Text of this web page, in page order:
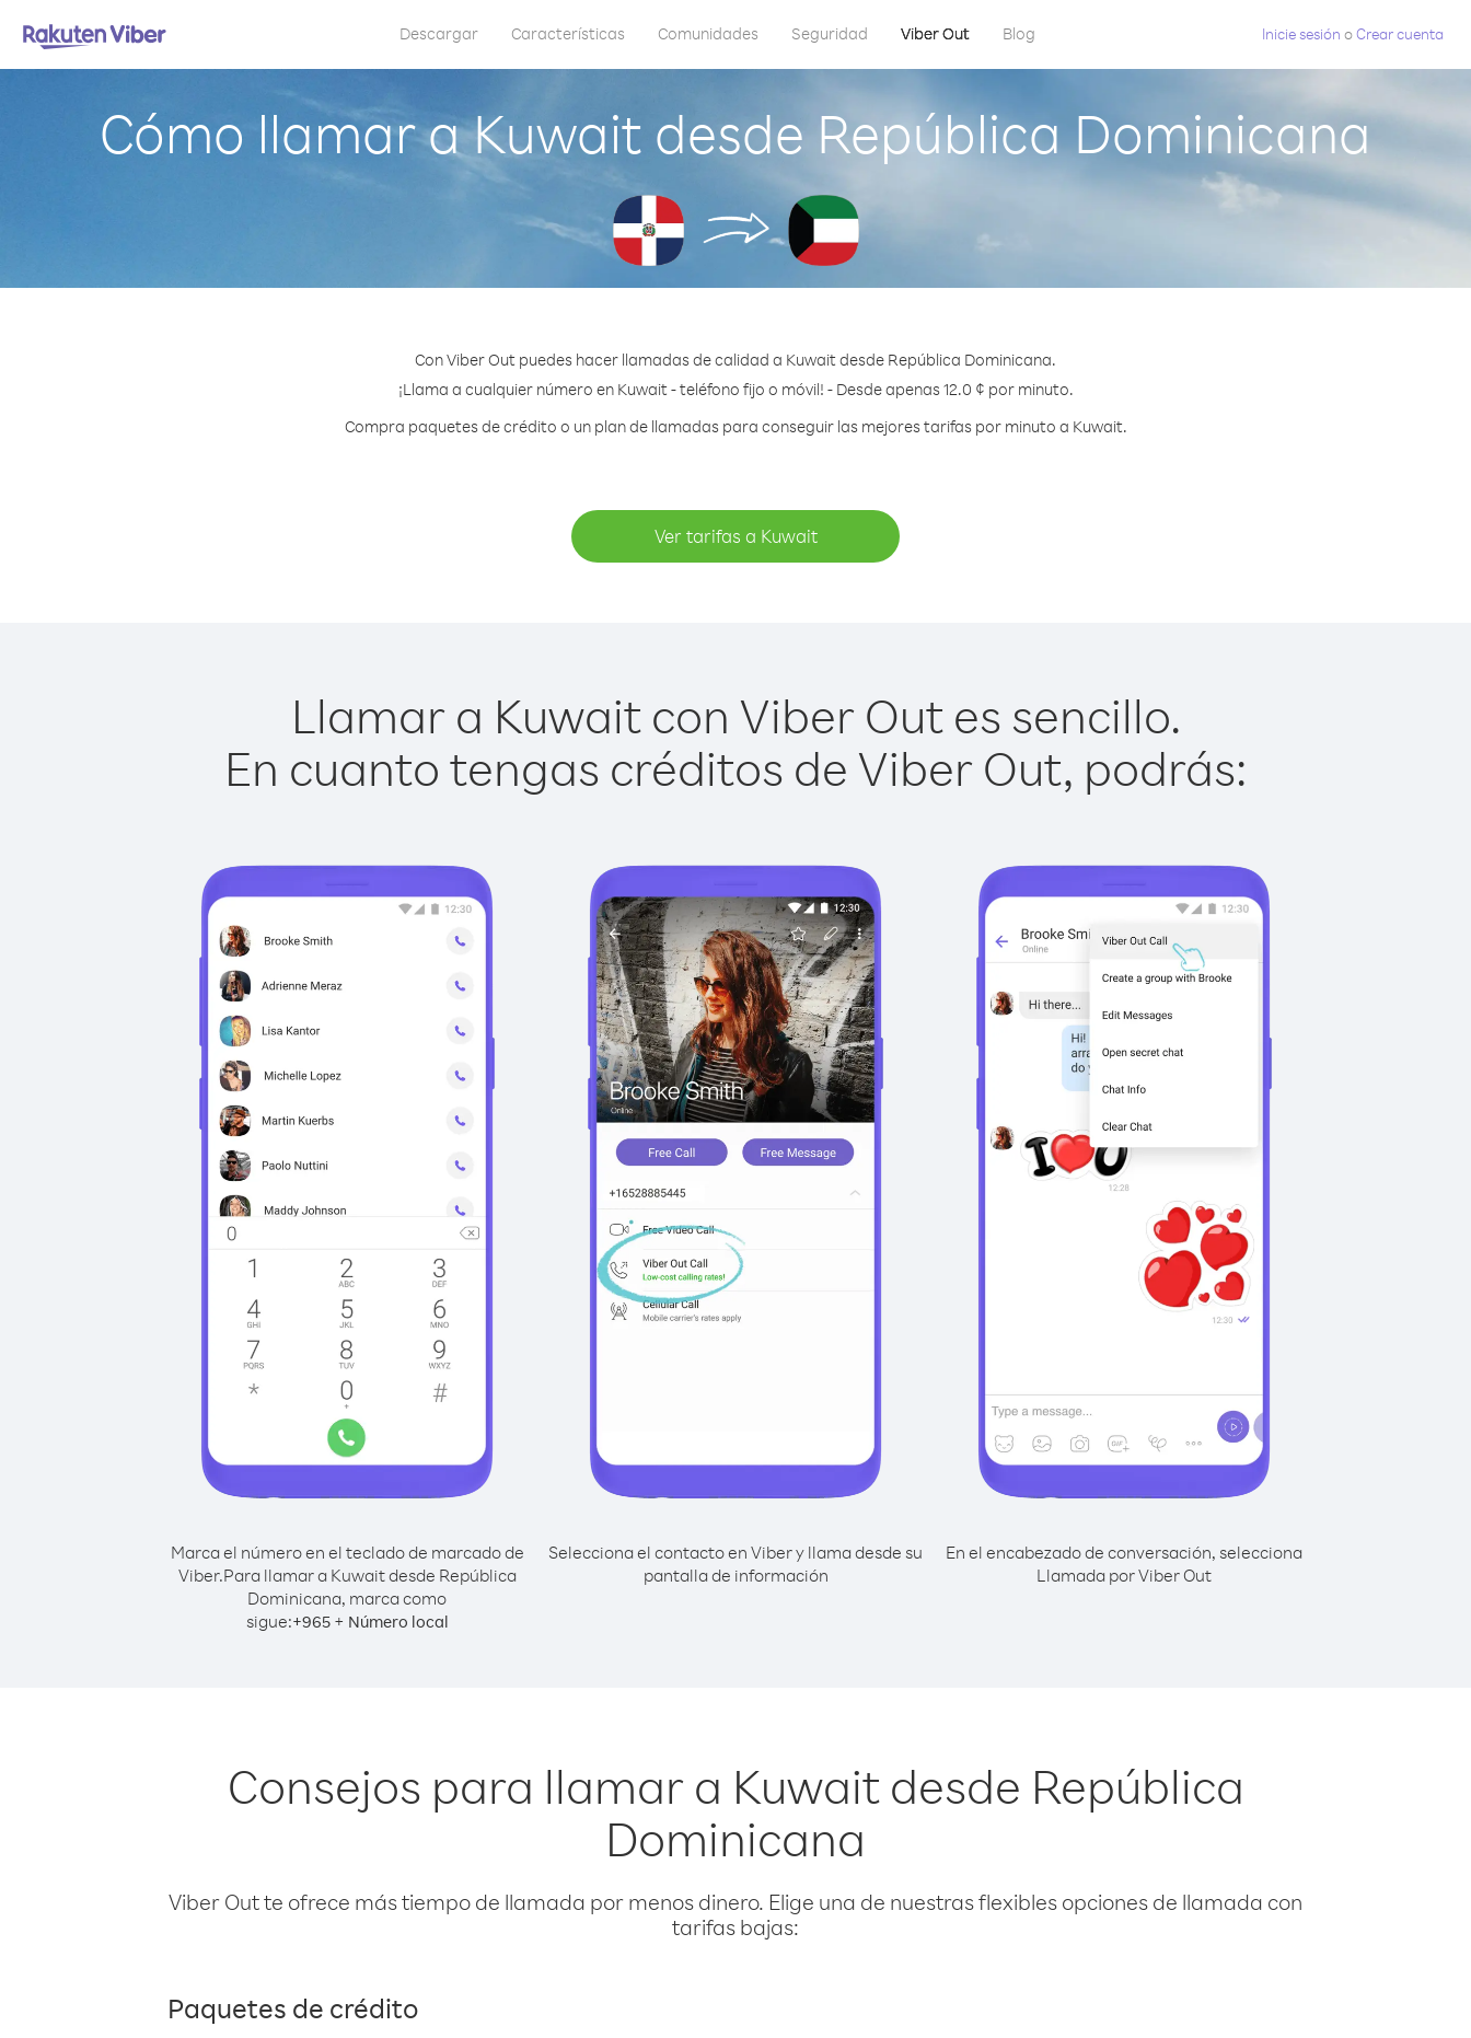
Descargar Características Comunidades Seguridad Viber Out Blog Inicie sesión oCrear cuenta
Cómo llamar a Kuwait desde República Dominicana
Con Viber Out puedes hacer llamadas de calidad a Kuwait desde República Dominicana.
¡Llama a cualquier número en Kuwait - teléfono fijo o móvil! - Desde apenas 12.0 ¢ por minuto.
Compra paquetes de crédito o un plan de llamadas para conseguir las mejores tarifas por minuto a Kuwait.
Ver tarifas a Kuwait
Llamar a Kuwait con Viber Out es sencillo.
En cuanto tengas créditos de Viber Out, podrás:
Marca el número en el teclado de marcado de
Viber.Para llamar a Kuwait desde República
Dominicana, marca como
sigue:+965+ Número local
Selecciona el contacto en Viber y llama desde su
pantalla de información
En el encabezado de conversación, selecciona
Llamada por Viber Out
Consejos para llamar a Kuwait desde República
Dominicana
Viber Out te ofrece más tiempo de llamada por menos dinero. Elige una de nuestras flexibles opciones de llamada con
tarifas bajas:
Paquetes de crédito